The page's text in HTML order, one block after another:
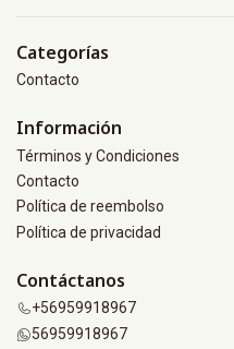
Categorías
Contacto
Información
Términos y Condiciones
Contacto
Política de reembolso
Política de privacidad
Contáctanos
+56959918967
56959918967